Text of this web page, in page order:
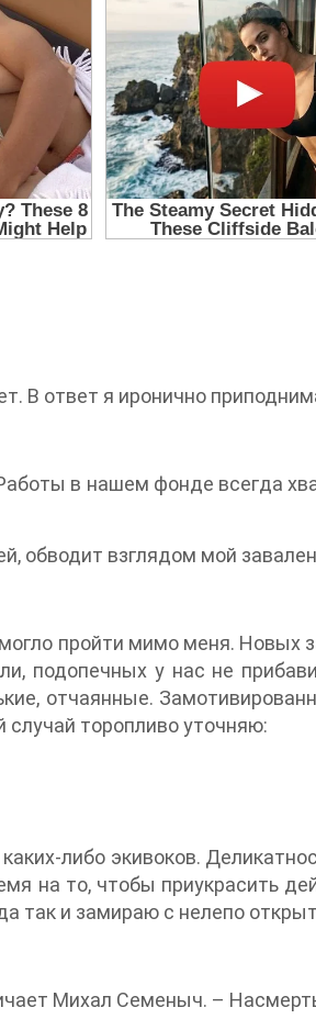
В ответ я иронично
в нашем фонде всегда
обводит взглядом мой
пройти мимо меня. Новых
подопечных у нас не
отчаянные.
торопливо уточняю:
либо экивоков.
на то, чтобы приукрасить
так и замираю с нелепо
Михал Семеныч. –